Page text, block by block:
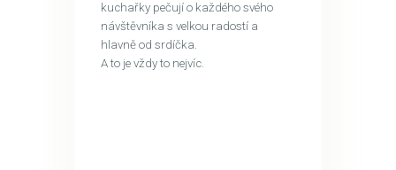
kuchařky pečují o každého svého
návštěvníka s velkou radostí a
hlavně od srdíčka.
A to je vždy to nejvíc.